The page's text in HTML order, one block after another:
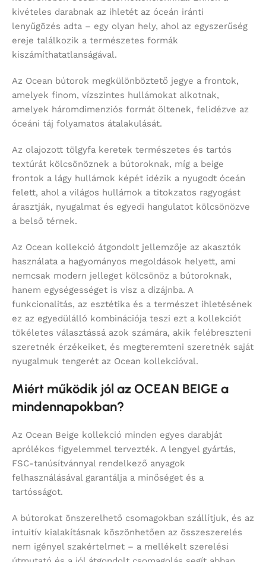
kivételes darabnak az ihletét az óceán iránti
lenyűgözés adta – egy olyan hely, ahol az egyszerűség
ereje találkozik a természetes formák
kiszámíthatatlanságával.
Az Ocean bútorok megkülönböztető jegye a frontok,
amelyek finom, vízszintes hullámokat alkotnak,
amelyek háromdimenziós formát öltenek, felidézve az
óceáni táj folyamatos átalakulását.
Az olajozott tölgyfa keretek természetes és tartós
textúrát kölcsönöznek a bútoroknak, míg a beige
frontok a lágy hullámok képét idézik a nyugodt óceán
felett, ahol a világos hullámok a titokzatos ragyogást
árasztják, nyugalmat és egyedi hangulatot kölcsönözve
a belső térnek.
Az Ocean kollekció átgondolt jellemzője az akasztók
használata a hagyományos megoldások helyett, ami
nemcsak modern jelleget kölcsönöz a bútoroknak,
hanem egységességet is visz a dizájnba. A
funkcionalitás, az esztétika és a természet ihletésének
ez az egyedülálló kombinációja teszi ezt a kollekciót
tökéletes választássá azok számára, akik felébreszteni
szeretnék érzékeiket, és megteremteni szeretnék saját
nyugalmuk tengerét az Ocean kollekcióval.
Miért működik jól az OCEAN BEIGE a
mindennapokban?
Az Ocean Beige kollekció minden egyes darabját
aprólékos figyelemmel tervezték. A lengyel gyártás,
FSC-tanúsítvánnyal rendelkező anyagok
felhasználásával garantálja a minőséget és a
tartósságot.
A bútorokat önszerelhető csomagokban szállítjuk, és az
intuitív kialakításnak köszönhetően az összeszerelés
nem igényel szakértelmet – a mellékelt szerelési